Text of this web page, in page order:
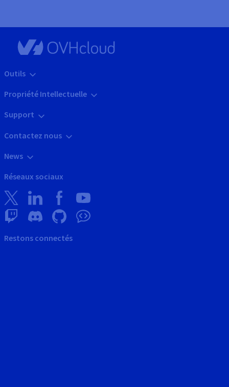
Outils
Propriété Intellectuelle
Support
Contactez nous
News
Réseaux sociaux
Restons connectés